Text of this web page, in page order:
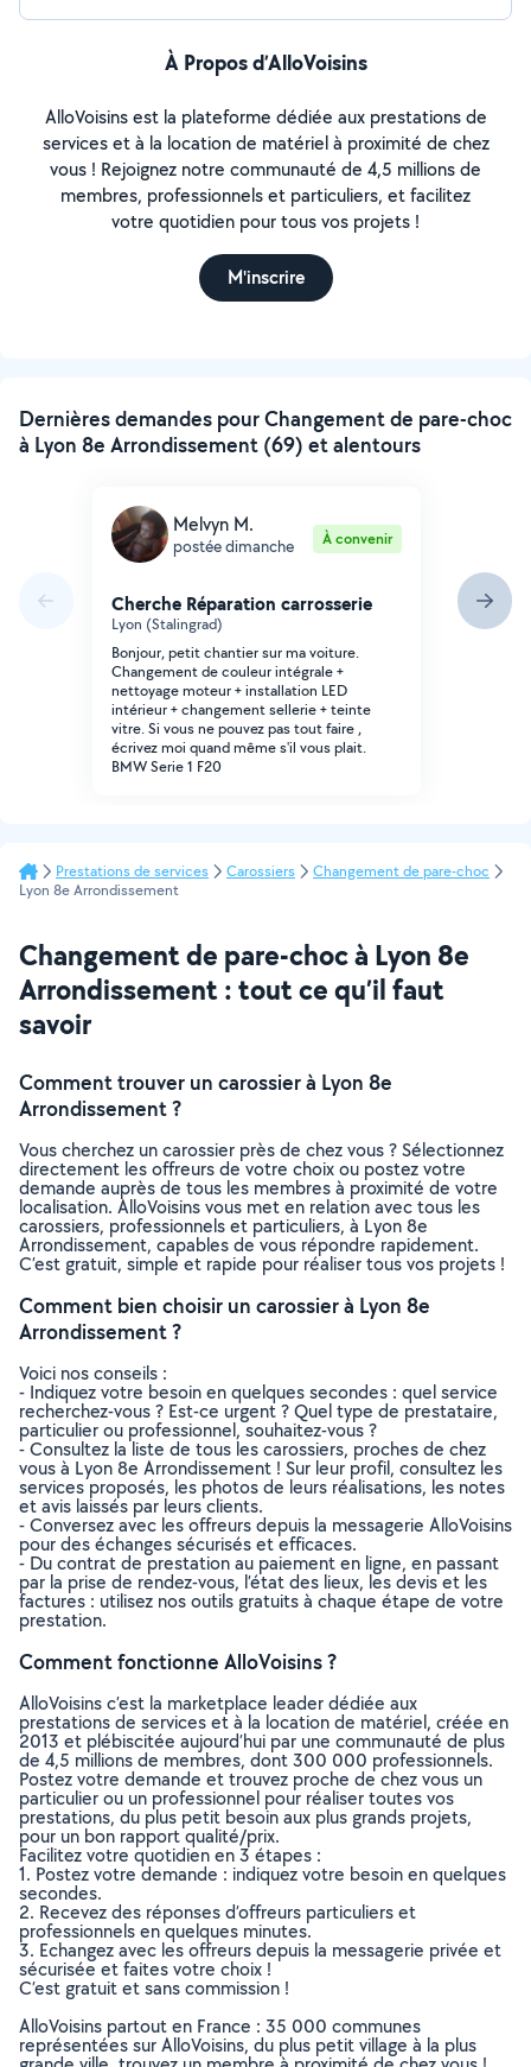
À Propos d’AlloVoisins
AlloVoisins est la plateforme dédiée aux prestations de
services et à la location de matériel à proximité de chez
vous ! Rejoignez notre communauté de 4,5 millions de
membres, professionnels et particuliers, et facilitez
votre quotidien pour tous vos projets !
M'inscrire
Dernières demandes pour Changement de pare-choc
à Lyon 8e Arrondissement (69) et alentours
Melvyn M.
postée dimanche À convenir
Cherche Réparation carrosserie
Lyon (Stalingrad)
Bonjour, petit chantier sur ma voiture.
Changement de couleur intégrale +
nettoyage moteur + installation LED
intérieur + changement sellerie + teinte
vitre. Si vous ne pouvez pas tout faire ,
écrivez moi quand même s'il vous plait.
BMW Serie 1 F20
Prestations de services Carossiers
Changement de pare-choc
Lyon 8e Arrondissement
Changement de pare-choc à Lyon 8e
Arrondissement : tout ce qu’il faut
savoir
Comment trouver un carossier à Lyon 8e
Arrondissement ?
Vous cherchez un carossier près de chez vous ? Sélectionnez
directement les offreurs de votre choix ou postez votre
demande auprès de tous les membres à proximité de votre
localisation. AlloVoisins vous met en relation avec tous les
carossiers, professionnels et particuliers, à Lyon 8e
Arrondissement, capables de vous répondre rapidement.
C’est gratuit, simple et rapide pour réaliser tous vos projets !
Comment bien choisir un carossier à Lyon 8e
Arrondissement ?
Voici nos conseils :
- Indiquez votre besoin en quelques secondes : quel service
recherchez-vous ? Est-ce urgent ? Quel type de prestataire,
particulier ou professionnel, souhaitez-vous ?
- Consultez la liste de tous les carossiers, proches de chez
vous à Lyon 8e Arrondissement ! Sur leur profil, consultez les
services proposés, les photos de leurs réalisations, les notes
et avis laissés par leurs clients.
- Conversez avec les offreurs depuis la messagerie AlloVoisins
pour des échanges sécurisés et efficaces.
- Du contrat de prestation au paiement en ligne, en passant
par la prise de rendez-vous, l’état des lieux, les devis et les
factures : utilisez nos outils gratuits à chaque étape de votre
prestation.
Comment fonctionne AlloVoisins ?
AlloVoisins c’est la marketplace leader dédiée aux
prestations de services et à la location de matériel, créée en
2013 et plébiscitée aujourd’hui par une communauté de plus
de 4,5 millions de membres, dont 300 000 professionnels.
Postez votre demande et trouvez proche de chez vous un
particulier ou un professionnel pour réaliser toutes vos
prestations, du plus petit besoin aux plus grands projets,
pour un bon rapport qualité/prix.
Facilitez votre quotidien en 3 étapes :
1. Postez votre demande : indiquez votre besoin en quelques
secondes.
2. Recevez des réponses d’offreurs particuliers et
professionnels en quelques minutes.
3. Echangez avec les offreurs depuis la messagerie privée et
sécurisée et faites votre choix !
C’est gratuit et sans commission !
AlloVoisins partout en France : 35 000 communes
représentées sur AlloVoisins, du plus petit village à la plus